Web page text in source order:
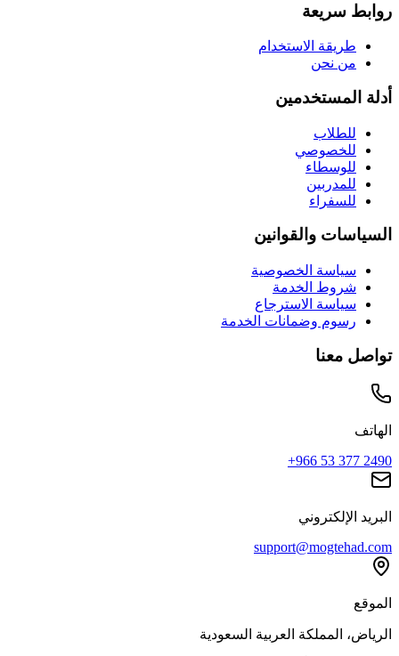
روابط سريعة
طريقة الاستخدام
من نحن
أدلة المستخدمين
للطلاب
للخصوصي
للوسطاء
للمدربين
للسفراء
السياسات والقوانين
سياسة الخصوصية
شروط الخدمة
سياسة الاسترجاع
رسوم وضمانات الخدمة
تواصل معنا
الهاتف
+966 53 377 2490
البريد الإلكتروني
support@mogtehad.com
الموقع
الرياض، المملكة العربية السعودية